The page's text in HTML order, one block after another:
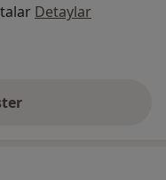
Detaylar
hakkında